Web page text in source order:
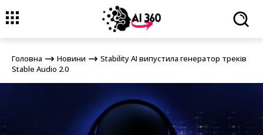
Головна
Stability AI випустила генератор треків Stable
Audio 2.0
Головна Новини
Stability AI випустила генератор треків
Stable Audio 2.0